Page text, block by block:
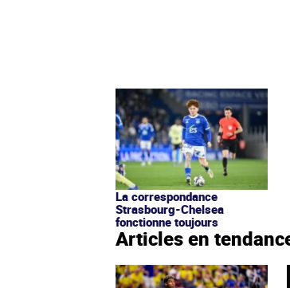
La correspondance
Strasbourg-Chelsea
fonctionne toujours
Articles en